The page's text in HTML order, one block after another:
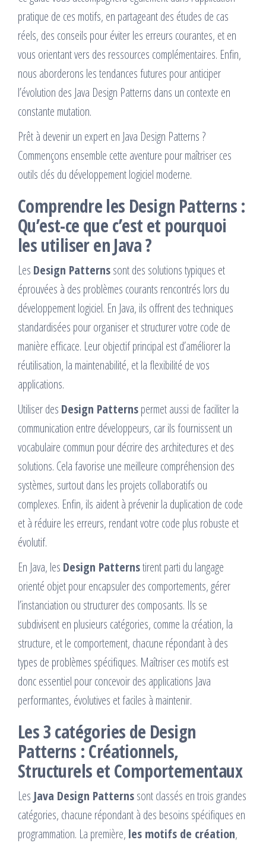
pratique de ces motifs, en partageant des études de cas
réels, des conseils pour éviter les erreurs courantes, et en
vous orientant vers des ressources complémentaires. Enfin,
nous aborderons les tendances futures pour anticiper
l’évolution des Java Design Patterns dans un contexte en
constante mutation.
Prêt à devenir un expert en Java Design Patterns ?
Commençons ensemble cette aventure pour maîtriser ces
outils clés du développement logiciel moderne.
Comprendre les Design Patterns :
Qu’est-ce que c’est et pourquoi
les utiliser en Java ?
Les Design Patternssont des solutions typiques et
éprouvées à des problèmes courants rencontrés lors du
développement logiciel. En Java, ils offrent des techniques
standardisées pour organiser et structurer votre code de
manière efficace. Leur objectif principal est d’améliorer la
réutilisation, la maintenabilité, et la flexibilité de vos
applications.
Utiliser des Design Patternspermet aussi de faciliter la
communication entre développeurs, car ils fournissent un
vocabulaire commun pour décrire des architectures et des
solutions. Cela favorise une meilleure compréhension des
systèmes, surtout dans les projets collaboratifs ou
complexes. Enfin, ils aident à prévenir la duplication de code
et à réduire les erreurs, rendant votre code plus robuste et
évolutif.
En Java, les Design Patternstirent parti du langage
orienté objet pour encapsuler des comportements, gérer
l’instanciation ou structurer des composants. Ils se
subdivisent en plusieurs catégories, comme la création, la
structure, et le comportement, chacune répondant à des
types de problèmes spécifiques. Maîtriser ces motifs est
donc essentiel pour concevoir des applications Java
performantes, évolutives et faciles à maintenir.
Les 3 catégories de Design
Patterns : Créationnels,
Structurels et Comportementaux
Les Java Design Patternssont classés en trois grandes
catégories, chacune répondant à des besoins spécifiques en
programmation. La première, les motifs de création,